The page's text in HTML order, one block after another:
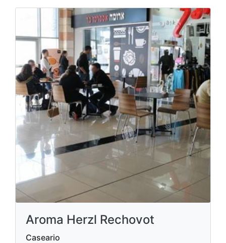
Aroma Herzl Rechovot
Caseario